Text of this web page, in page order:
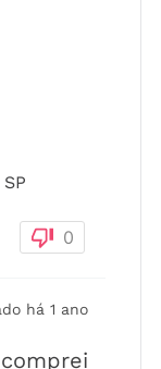
0
há 1 ano